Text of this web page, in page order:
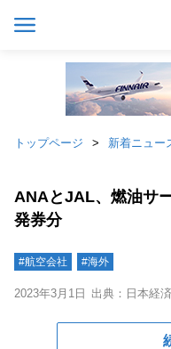
トップページ 新着ニュー
ANAとJAL、燃油サ
発券分
#航空会社 #海外
2023年3月1日 出典：日本経